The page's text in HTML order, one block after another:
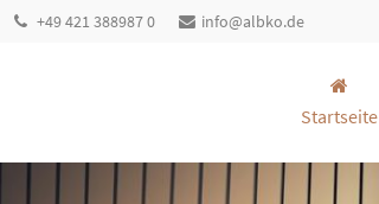
+49 421 388987 0 info@albko.de
Startseite